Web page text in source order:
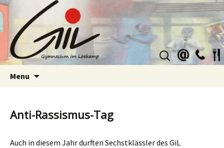
Suchen
nach:
Menu
Anti-Rassismus-Tag
Auch in diesem Jahr durften Sechstklässler des GiL